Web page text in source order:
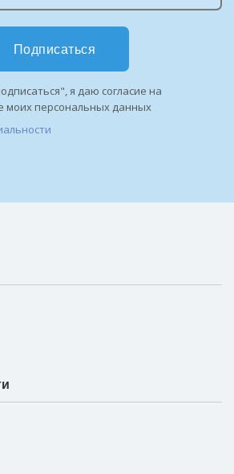
Подписаться
я даю согласие на
моих персональных данных